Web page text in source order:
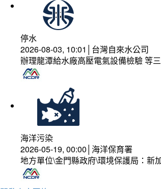
停水
2026-08-03, 10:01│台灣自來水公司
辦理龍潭給水廠高壓電氣設備檢驗 等
海洋污染
2026-05-19, 00:00│海洋保育署
地方單位\金門縣政府\環境保護局：新